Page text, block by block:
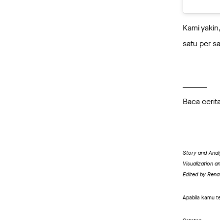
Kami
satu per
Baca
Story and
Visualization
Edited by
Apabila kamu